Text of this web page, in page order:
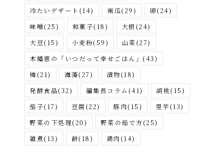
冷たいデザート (14) 南瓜(29) 卵(24)
味噌(25) 和菓子(18) 大根(24)
大豆(15) 小麦粉(59) 山菜(27)
木幡恵の「いつだって幸せごはん」 (43)
梅(21) 海藻(27) 漬物(18)
発酵食品(32) 編集長コラム (41) 胡桃(15)
茄子(17) 豆腐(22) 豚肉(15) 里芋(13)
野菜の下処理(20) 野菜の茹で方(25)
雑煮(13) 餅(18) 鶏肉(14)